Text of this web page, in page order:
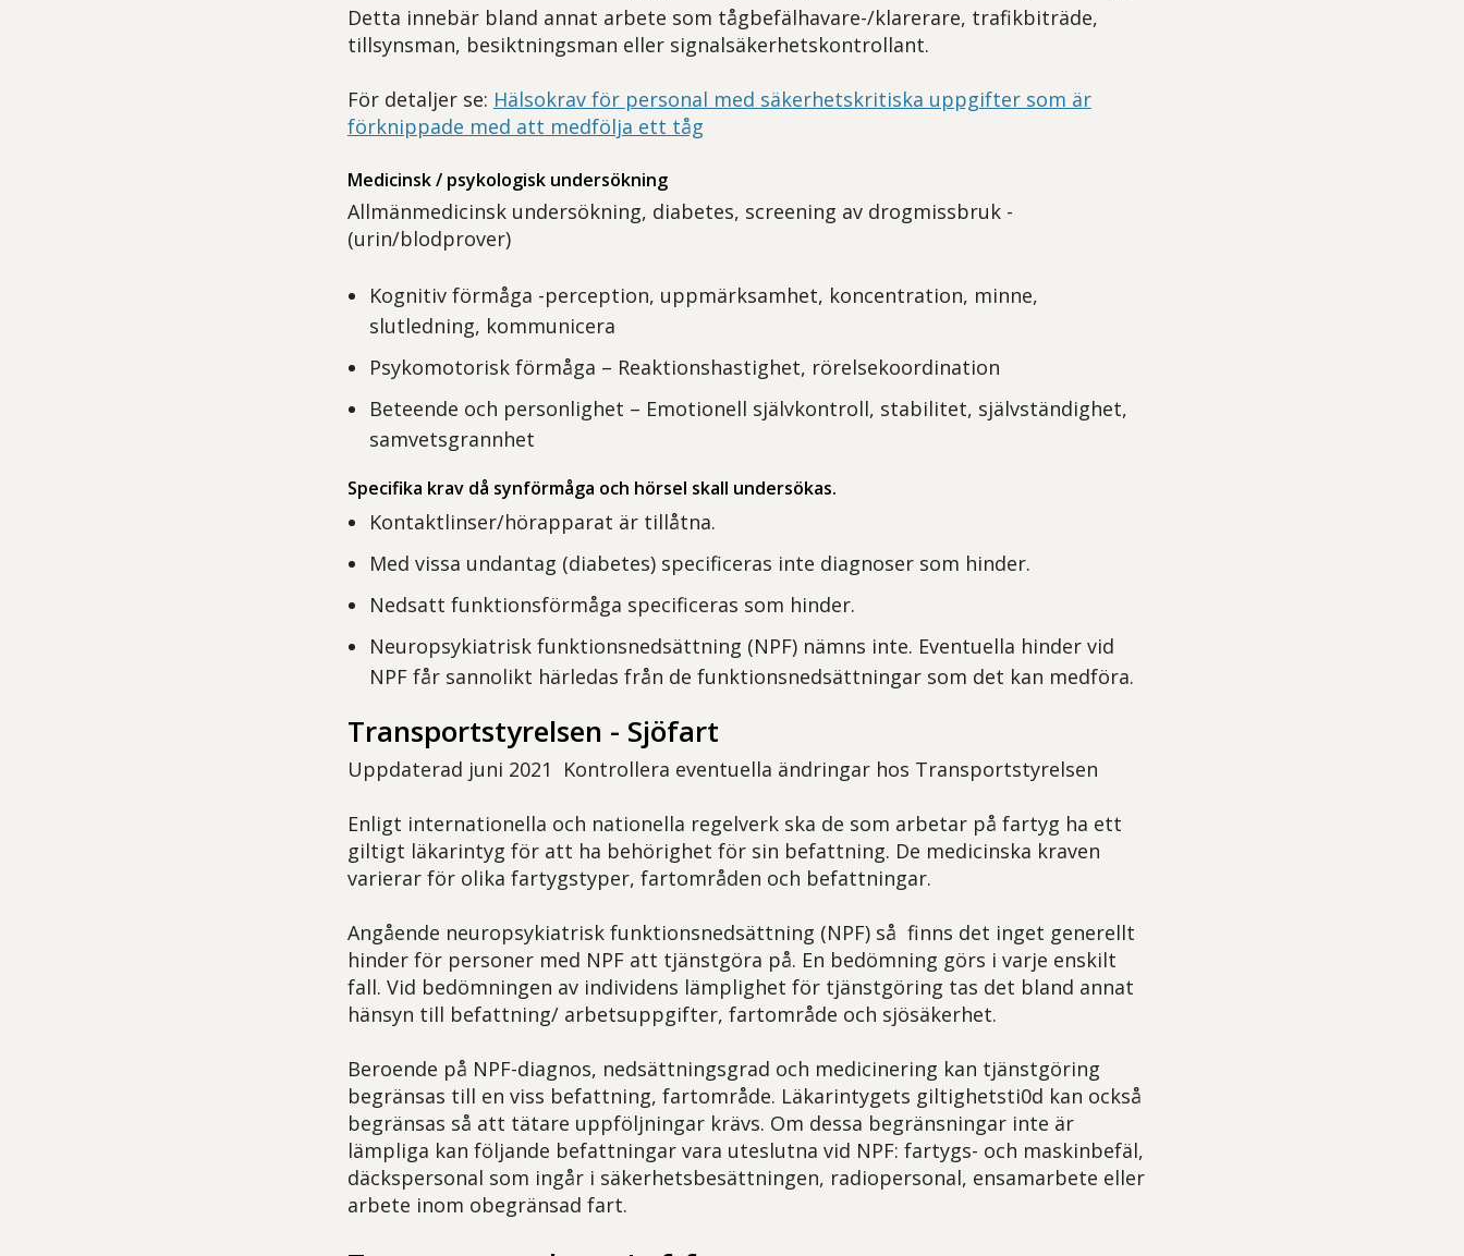
Detta innebär bland annat arbete som tågbefälhavare-/klarerare, trafikbiträde,
tillsynsman, besiktningsman eller signalsäkerhetskontrollant.
För detaljer se: Hälsokrav för personal med säkerhetskritiska uppgifter som är
förknippade med att medfölja ett tåg
Medicinsk / psykologisk undersökning
Allmänmedicinsk undersökning, diabetes, screening av drogmissbruk -
(urin/blodprover)
Kognitiv förmåga -perception, uppmärksamhet, koncentration, minne,
slutledning, kommunicera
Psykomotorisk förmåga – Reaktionshastighet, rörelsekoordination
Beteende och personlighet – Emotionell självkontroll, stabilitet, självständighet,
samvetsgrannhet
Specifika krav då synförmåga och hörsel skall undersökas.
Kontaktlinser/hörapparat är tillåtna.
Med vissa undantag (diabetes) specificeras inte diagnoser som hinder.
Nedsatt funktionsförmåga specificeras som hinder.
Neuropsykiatrisk funktionsnedsättning (NPF) nämns inte. Eventuella hinder vid
NPF får sannolikt härledas från de funktionsnedsättningar som det kan medföra.
Transportstyrelsen - Sjöfart
Uppdaterad juni 2021 Kontrollera eventuella ändringar hos Transportstyrelsen
Enligt internationella och nationella regelverk ska de som arbetar på fartyg ha ett
giltigt läkarintyg för att ha behörighet för sin befattning. De medicinska kraven
varierar för olika fartygstyper, fartområden och befattningar.
Angående neuropsykiatrisk funktionsnedsättning (NPF) så finns det inget generellt
hinder för personer med NPF att tjänstgöra på. En bedömning görs i varje enskilt
fall. Vid bedömningen av individens lämplighet för tjänstgöring tas det bland annat
hänsyn till befattning/ arbetsuppgifter, fartområde och sjösäkerhet.
Beroende på NPF-diagnos, nedsättningsgrad och medicinering kan tjänstgöring
begränsas till en viss befattning, fartområde. Läkarintygets giltighetsti0d kan också
begränsas så att tätare uppföljningar krävs. Om dessa begränsningar inte är
lämpliga kan följande befattningar vara uteslutna vid NPF: fartygs- och maskinbefäl,
däckspersonal som ingår i säkerhetsbesättningen, radiopersonal, ensamarbete eller
arbete inom obegränsad fart.